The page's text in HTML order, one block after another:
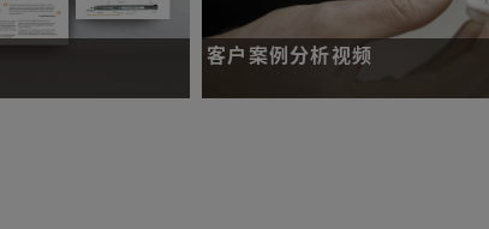
客户案例分析视频